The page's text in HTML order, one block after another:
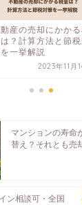
産の売却にかかる
？計算方法と節
一挙解説
2023年11月
マンションの寿命
替え？それとも売
ン相談可・全国